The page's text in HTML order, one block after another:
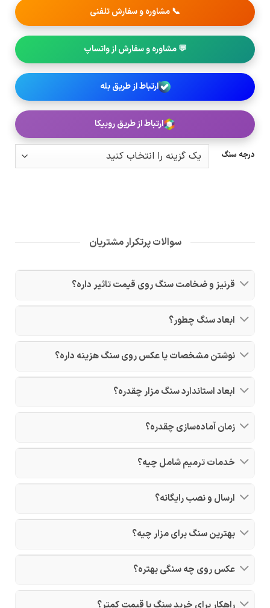
📞 مشاوره و سفارش تلفنی
💬 مشاوره و سفارش از واتساپ
ارتباط از طریق بله
ارتباط از طریق روبیکا
درجه سنگ
سوالات پرتکرار مشتریان
قرنیز و ضخامت سنگ روی قیمت تاثیر داره؟
ابعاد سنگ چطور؟
نوشتن مشخصات یا عکس روی سنگ هزینه داره؟
ابعاد استاندارد سنگ مزار چقدره؟
زمان آماده‌سازی چقدره؟
خدمات ترمیم شامل چیه؟
ارسال و نصب رایگانه؟
بهترین سنگ برای مزار چیه؟
عکس روی چه سنگی بهتره؟
راهکار برای خرید سنگ با قیمت کمتر؟